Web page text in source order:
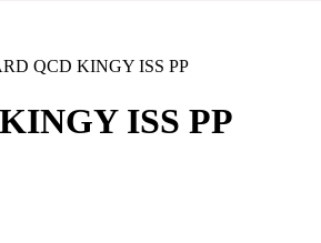
QCD KINGY ISS PP
ISS PP